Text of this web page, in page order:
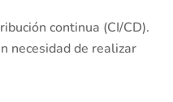
continua (CI/CD).
necesidad de realizar